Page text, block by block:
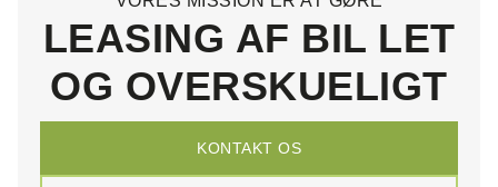
LEASING AF BIL LET
OG OVERSKUELIGT
KONTAKT OS